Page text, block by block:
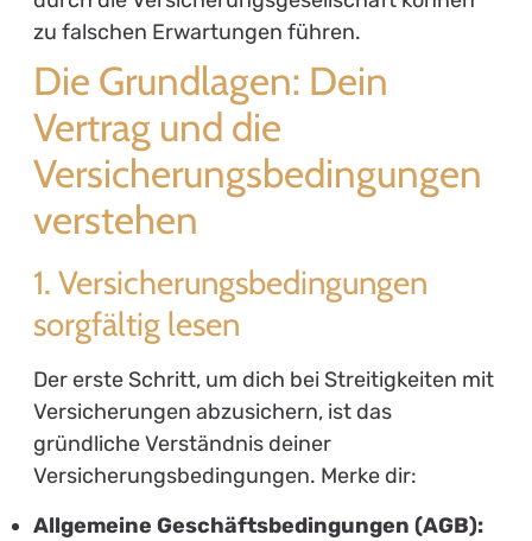
zu falschen Erwartungen führen.
Die Grundlagen: Dein
Vertrag und die
Versicherungsbedingungen
verstehen
1. Versicherungsbedingungen
sorgfältig lesen
Der erste Schritt, um dich bei Streitigkeiten mit
Versicherungen abzusichern, ist das
gründliche Verständnis deiner
Versicherungsbedingungen. Merke dir:
Allgemeine Geschäftsbedingungen (AGB):